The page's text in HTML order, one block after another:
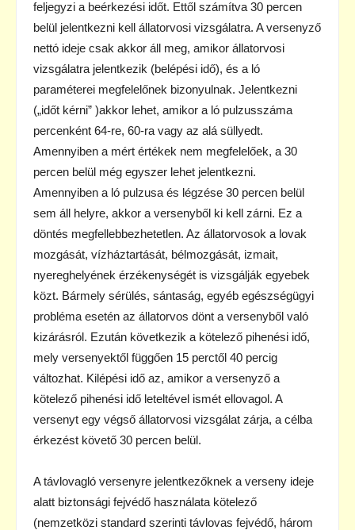
feljegyzi a beérkezési időt. Ettől számítva 30 percen
belül jelentkezni kell állatorvosi vizsgálatra. A versenyző
nettó ideje csak akkor áll meg, amikor állatorvosi
vizsgálatra jelentkezik (belépési idő), és a ló
paraméterei megfelelőnek bizonyulnak. Jelentkezni
(„időt kérni” )akkor lehet, amikor a ló pulzusszáma
percenként 64-re, 60-ra vagy az alá süllyedt.
Amennyiben a mért értékek nem megfelelőek, a 30
percen belül még egyszer lehet jelentkezni.
Amennyiben a ló pulzusa és légzése 30 percen belül
sem áll helyre, akkor a versenyből ki kell zárni. Ez a
döntés megfellebbezhetetlen. Az állatorvosok a lovak
mozgását, vízháztartását, bélmozgását, izmait,
nyereghelyének érzékenységét is vizsgálják egyebek
közt. Bármely sérülés, sántaság, egyéb egészségügyi
probléma esetén az állatorvos dönt a versenyből való
kizárásról. Ezután következik a kötelező pihenési idő,
mely versenyektől függően 15 perctől 40 percig
változhat. Kilépési idő az, amikor a versenyző a
kötelező pihenési idő leteltével ismét ellovagol. A
versenyt egy végső állatorvosi vizsgálat zárja, a célba
érkezést követő 30 percen belül.
A távlovagló versenyre jelentkezőknek a verseny ideje
alatt biztonsági fejvédő használata kötelező
(nemzetközi standard szerinti távlovas fejvédő, három